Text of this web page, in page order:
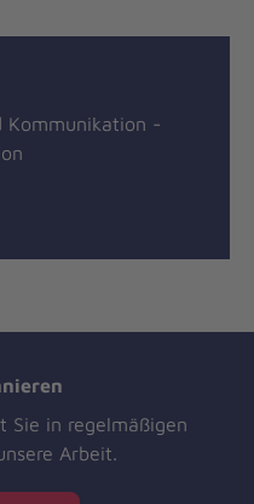
Kommunikation -
Sie in regelmäßigen
Arbeit.